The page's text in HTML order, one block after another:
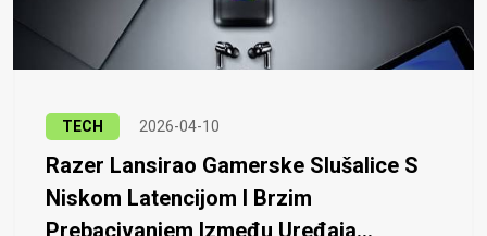
TECH 2026-04-10
Razer Lansirao Gamerske Slušalice S
Niskom Latencijom I Brzim
Prebacivanjem Između Uređaja...